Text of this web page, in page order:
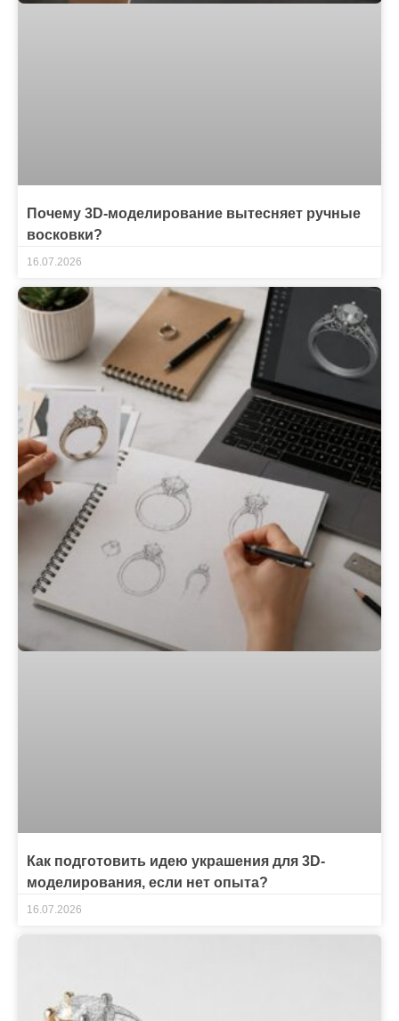
Почему 3D-моделирование вытесняет ручные
восковки?
16.07.2026
Как подготовить идею украшения для 3D-
моделирования, если нет опыта?
16.07.2026